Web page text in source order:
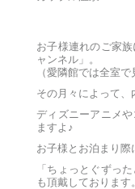
お子様連れのご家
ャンネル」。
（愛隣館では全室
その月々によって、
ディズニーアニメ
ますよ♪
お子様とお泊まり際
「ちょっとぐずっ
も頂戴しております